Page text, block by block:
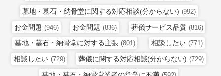
墓地・墓石・納骨堂に関する対応相談(分からない) (992)
お金問題 (946) お金問題 (836) 葬儀サービス品質 (816)
墓地・墓石・納骨堂に対する主張 (801) 相談したい (771)
相談したい (729) 葬儀に関する対応相談(分からない) (729)
墓地・墓石・納骨堂業者の営業に不満